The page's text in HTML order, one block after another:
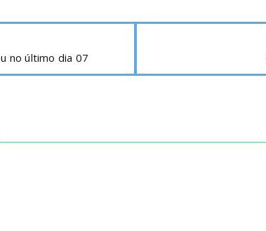
no último dia 07